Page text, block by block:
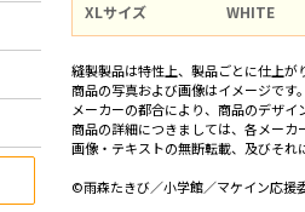
XLサイズ
WHITE
縫製製品は特性上、製品ごとに仕上が
商品の写真および画像はイメージです
メーカーの都合により、商品のデザイ
商品の詳細につきましては、各メーカ
画像・テキストの無断転載、及びそれ
©雨森たきび／小学館／マケイン応援